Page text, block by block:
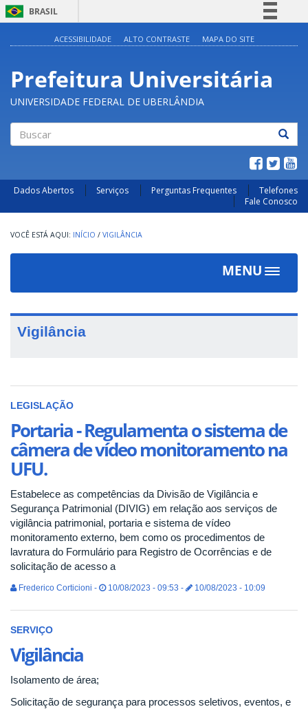
BRASIL
Participe
Acesso à informação
ACESSIBILIDADE ALTO CONTRASTE MAPA DO SITE
Prefeitura Universitária
UNIVERSIDADE FEDERAL DE UBERLÂNDIA
Dados Abertos Serviços Perguntas Frequentes
Telefones
Fale Conosco
INÍCIO / VIGILÂNCIA
MENU
Toggle
Vigilância
LEGISLAÇÃO
Portaria - Regulamenta o sistema de
câmera de vídeo monitoramento na
UFU.
Estabelece as competências da Divisão de Vigilância e
Segurança Patrimonial (DIVIG) em relação aos serviços de
vigilância patrimonial, portaria e sistema de vídeo
monitoramento externo, bem como os procedimentos de
lavratura do Formulário para Registro de Ocorrências e de
solicitação de acesso a
Frederico Corticioni - 10/08/2023 - 09:53 - 10/08/2023 - 10:09
SERVIÇO
Vigilância
Isolamento de área;
Solicitação de segurança para processos seletivos, eventos, e